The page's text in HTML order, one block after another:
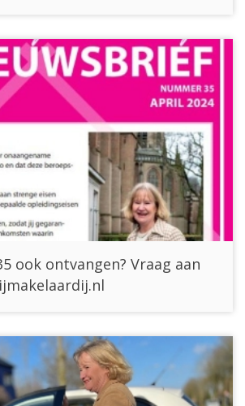
ook ontvangen? Vraag aan